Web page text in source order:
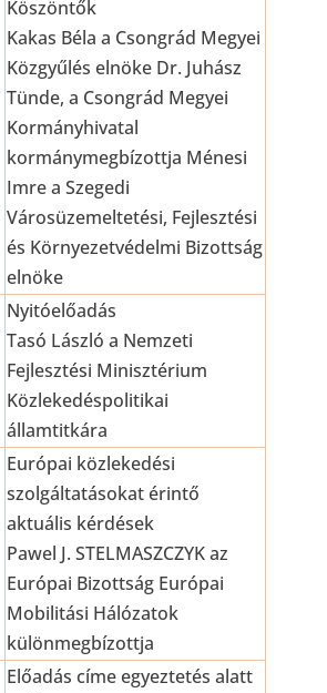
Köszöntők
Kakas Béla a Csongrád Megyei
Közgyűlés elnöke Dr. Juhász
Tünde, a Csongrád Megyei
Kormányhivatal
kormánymegbízottja Ménesi
Imre a Szegedi
Városüzemeltetési, Fejlesztési
és Környezetvédelmi Bizottság
elnöke
Nyitóelőadás
Tasó László a Nemzeti
Fejlesztési Minisztérium
Közlekedéspolitikai
államtitkára
Európai közlekedési
szolgáltatásokat érintő
aktuális kérdések
Pawel J. STELMASZCZYK az
Európai Bizottság Európai
Mobilitási Hálózatok
különmegbízottja
Előadás címe egyeztetés alatt